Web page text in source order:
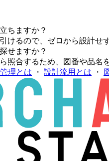
ちますか？
けるので、ゼロから設計せ
せますか？
照合するため、図番や品名
理とは ・ 設計流用とは ・